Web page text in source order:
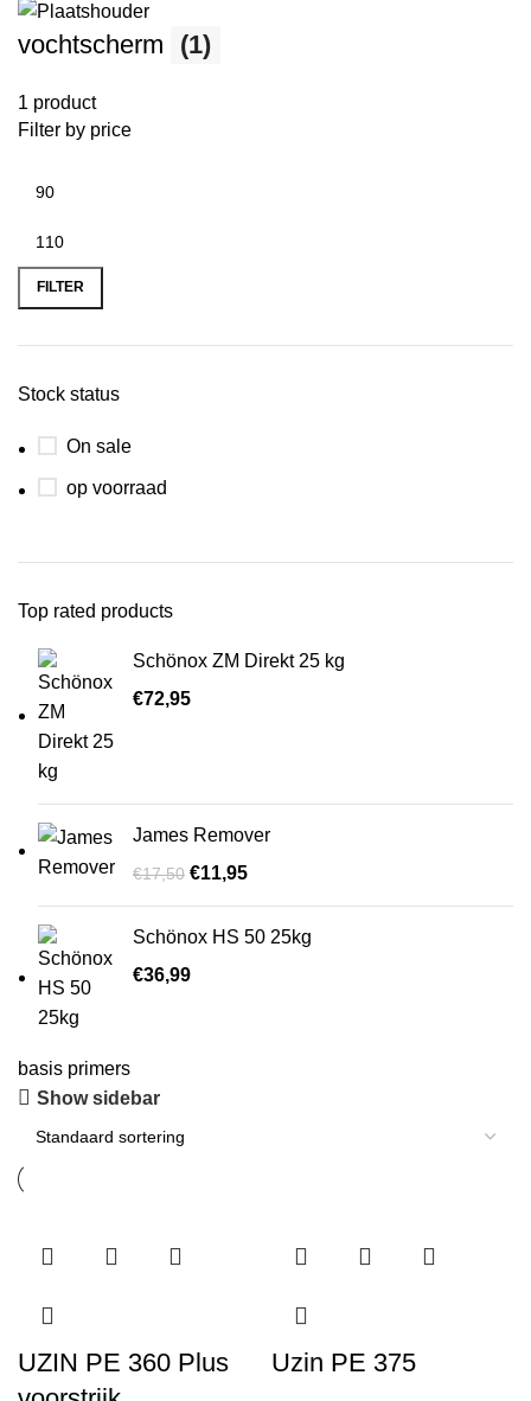
vochtscherm (1)
1 product
Filter by price
FILTER
Stock status
On sale
op voorraad
Top rated products
Schönox ZM Direkt 25 kg
€72,95
James Remover
€17,50 €11,95
Schönox HS 50 25kg
€36,99
basis primers
Show sidebar
UZIN PE 360 Plus
Uzin PE 375